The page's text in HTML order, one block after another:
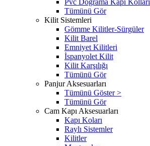
Pvc Doğrama Kapı Kolları
Tümünü Gör
Kilit Sistemleri
Gömme Kilitler-Sürgüler
Kilit Barel
Emniyet Kilitleri
İspanyolet Kilit
Kilit Karşılığı
Tümünü Gör
Panjur Aksesuarları
Tümünü Göster >
Tümünü Gör
Cam Kapı Aksesuarları
Kapı Koları
Raylı Sistemler
Kilitler